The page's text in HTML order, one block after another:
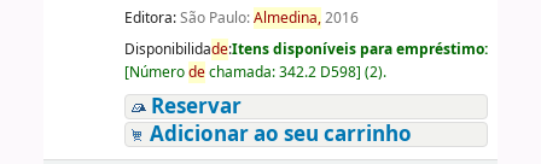
Editora:São Paulo:Almedina,2016
Disponibilidade:Itens disponíveis para empréstimo:
[Númerodechamada:342.2 D598] (2).
Reservar
Adicionar ao seu carrinho